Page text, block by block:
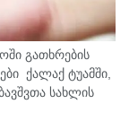
გათხრების
ქალაქ ტუამში,
სახლის
შედეგები
ქვეშ...